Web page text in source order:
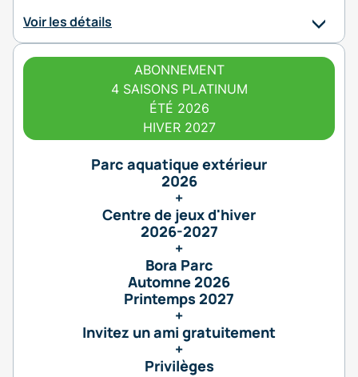
Voir les détails
ABONNEMENT
4 SAISONS PLATINUM
ÉTÉ 2026
HIVER 2027
Parc aquatique extérieur
2026
+
Centre de jeux d'hiver
2026-2027
+
Bora Parc
Automne 2026
Printemps 2027
+
Invitez un ami gratuitement
+
Privilèges